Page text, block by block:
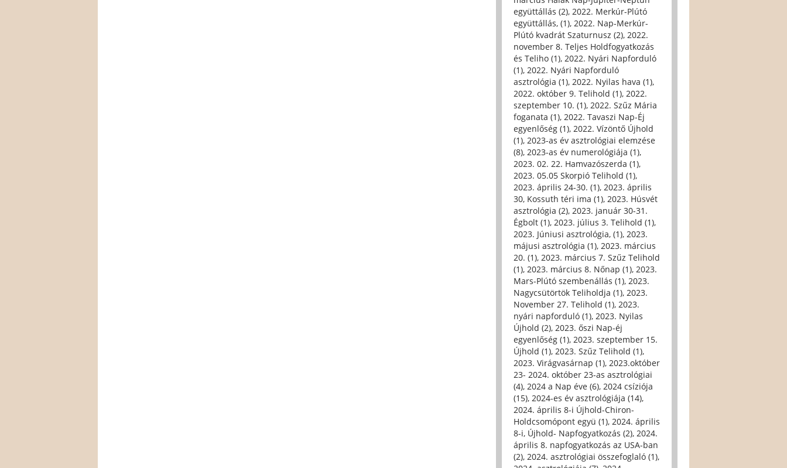
együttállás (2), 2022. Merkúr-Plútó
együttállás, (1), 2022. Nap-Merkúr-
Plútó kvadrát Szaturnusz (2), 2022.
november 8. Teljes Holdfogyatkozás
és Teliho (1), 2022. Nyári Napforduló
(1), 2022. Nyári Napforduló
asztrológia (1), 2022. Nyilas hava (1),
2022. október 9. Telihold (1), 2022.
szeptember 10. (1), 2022. Szűz Mária
foganata (1), 2022. Tavaszi Nap-Éj
egyenlőség (1), 2022. Vízöntő Újhold
(1), 2023-as év asztrológiai elemzése
(8), 2023-as év numerológiája (1),
2023. 02. 22. Hamvazószerda (1),
2023. 05.05 Skorpió Telihold (1),
2023. április 24-30. (1), 2023. április
30, Kossuth téri ima (1), 2023. Húsvét
asztrológia (2), 2023. január 30-31.
Égbolt (1), 2023. július 3. Telihold (1),
2023. Júniusi asztrológia, (1), 2023.
májusi asztrológia (1), 2023. március
20. (1), 2023. március 7. Szűz Telihold
(1), 2023. március 8. Nőnap (1), 2023.
Mars-Plútó szembenállás (1), 2023.
Nagycsütörtök Teliholdja (1), 2023.
November 27. Telihold (1), 2023.
nyári napforduló (1), 2023. Nyilas
Újhold (2), 2023. őszi Nap-éj
egyenlőség (1), 2023. szeptember 15.
Újhold (1), 2023. Szűz Telihold (1),
2023. Virágvasárnap (1), 2023.október
23- 2024. október 23-as asztrológiai
(4), 2024 a Nap éve (6), 2024 csíziója
(15), 2024-es év asztrológiája (14),
2024. április 8-i Újhold-Chiron-
Holdcsomópont együ (1), 2024. április
8-i, Újhold- Napfogyatkozás (2), 2024.
április 8. napfogyatkozás az USA-ban
(2), 2024. asztrológiai összefoglaló (1),